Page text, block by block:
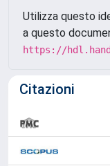
Utilizza questo
a questo
https://
Citazioni